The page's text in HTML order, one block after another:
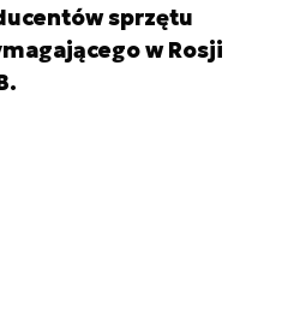
sprzętu
w Rosji